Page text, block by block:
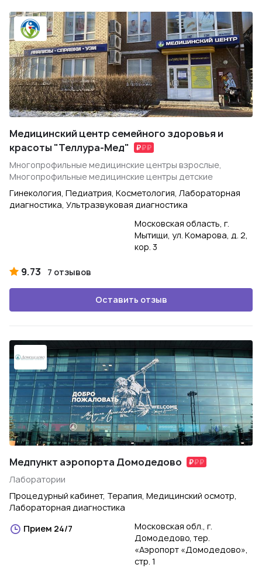
Медицинский центр семейного здоровья и
красоты "Теллура-Мед"
Многопрофильные медицинские центры взрослые,
Многопрофильные медицинские центры детские
Гинекология, Педиатрия, Косметология, Лабораторная
диагностика, Ультразвуковая диагностика
Московская область, г.
Мытищи, ул. Комарова, д. 2,
кор. 3
9.73 7 отзывов
Оставить отзыв
Медпункт аэропорта Домодедово
Лаборатории
Процедурный кабинет, Терапия, Медицинский осмотр,
Лабораторная диагностика
Прием 24/7
Московская обл., г.
Домодедово, тер.
«Аэропорт «Домодедово»,
стр. 1